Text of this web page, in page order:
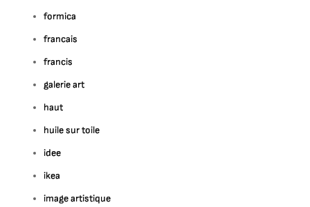
formica
francais
francis
galerie art
haut
huile sur toile
idee
ikea
image artistique